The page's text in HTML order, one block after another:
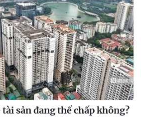
sản đang thế chấp không?